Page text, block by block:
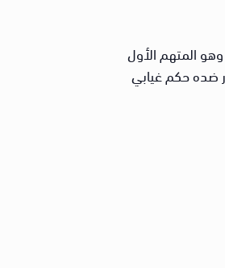
المتهم الأول
المتهم صدر ضده حكم غيابي